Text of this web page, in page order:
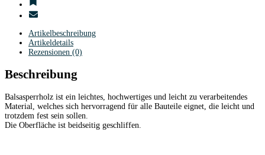
Artikelbeschreibung
Artikeldetails
Rezensionen (0)
Beschreibung
Balsasperrholz ist ein leichtes, hochwertiges und leicht zu verarbeitendes
Material, welches sich hervorragend für alle Bauteile eignet, die leicht und
trotzdem fest sein sollen.
Die Oberfläche ist beidseitig geschliffen.